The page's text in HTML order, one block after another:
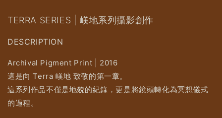
TERRA SERIES | 嵄地系列攝影創作
DESCRIPTION
Archival Pigment Print | 2016
這是向 Terra 嵄地 致敬的第一章。
這系列作品不僅是地貌的紀錄，更是將鏡頭轉化為冥想儀式
的過程。